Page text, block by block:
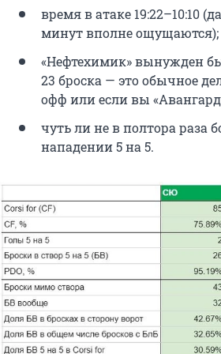
время в атаке 19:22–10:10
минут вполне ощущаются);
«Нефтехимик» вынужден
23 броска — это обычное
офф или если вы
чуть ли не в полтора раза
нападении 5 на 5.